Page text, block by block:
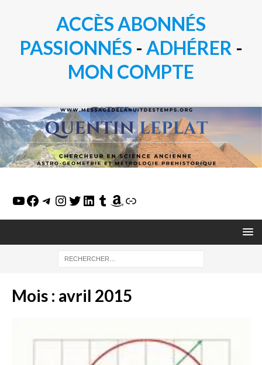
ACCÈS ABONNÉS
PASSIONNÉS - ADHÉRER -
MON COMPTE
Mois : avril 2015